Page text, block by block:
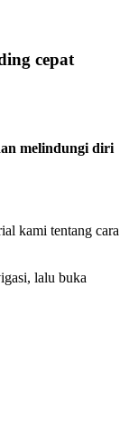
cepat
melindungi diri
kami tentang cara
lalu buka